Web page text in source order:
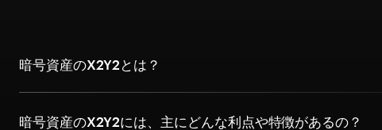
暗号資産のX2Y2とは？
暗号資産のX2Y2には、主にどんな利点や特徴があるの？